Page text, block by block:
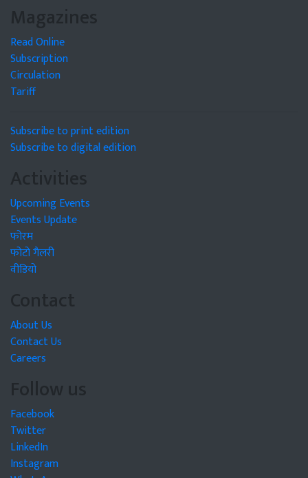
Magazines
Read Online
Subscription
Circulation
Tariff
Subscribe to print edition
Subscribe to digital edition
Activities
Upcoming Events
Events Update
फोरम
फोटो गैलरी
वीडियो
Contact
About Us
Contact Us
Careers
Follow us
Facebook
Twitter
LinkedIn
Instagram